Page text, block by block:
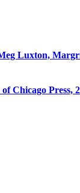
Luxton,
Press,